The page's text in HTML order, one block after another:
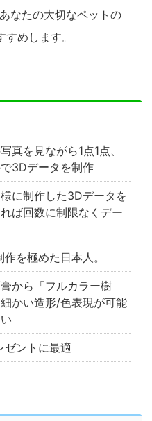
なたの大切なペットの
めします。
真を見ながら1点1点、
3Dデータを制作
に制作した3Dデータを
ば回数に制限なくデー
を極めた日本人。
から「フルカラー樹
かい造形/色表現が可能
ゼントに最適